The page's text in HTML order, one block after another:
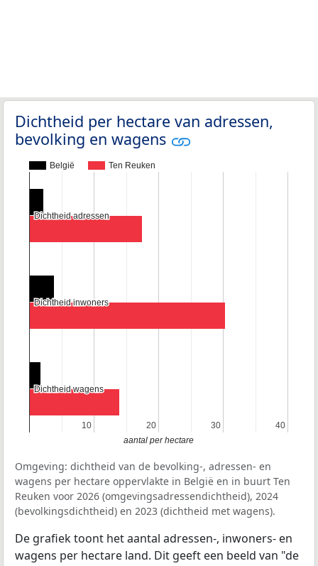
Dichtheid per hectare van adressen,
bevolking en wagens
België Ten Reuken
10
10 20
20 30
30 40
40
Dichtheid adressen
Dichtheid adressen
Dichtheid inwoners
Dichtheid inwoners
Dichtheid wagens
Dichtheid wagens
aantal per hectare
Omgeving: dichtheid van de bevolking-, adressen- en
wagens per hectare oppervlakte in België en in buurt Ten
Reuken voor 2026 (omgevingsadressendichtheid), 2024
(bevolkingsdichtheid) en 2023 (dichtheid met wagens).
De grafiek toont het aantal adressen-, inwoners- en
wagens per hectare land. Dit geeft een beeld van "de